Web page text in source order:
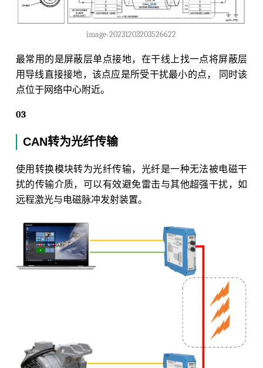
image-20231203203526622
最常用的是屏蔽层单点接地，在干线上找一点将屏蔽层
用导线直接接地，该点应是所受干扰最小的点， 同时该
点位于网络中心附近。
03
CAN转为光纤传输
使用转换模块转为光纤传输，光纤是一种无法被电磁干
扰的传输介质，可以有效避免雷击与其他超强干扰，如
远程激光与电磁脉冲发射装置。